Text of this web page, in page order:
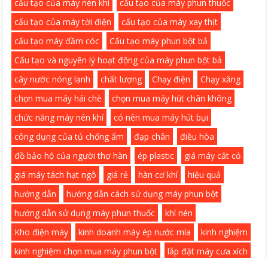
cấu tạo của máy nén khí
cấu tạo của máy phun thuốc
cấu tạo của máy tời điện
cấu tạo của máy xay thịt
cấu tạo máy đầm cóc
Cấu tạo máy phun bột bả
Cấu tạo và nguyên lý hoạt động của máy phun bột bả
cây nước nóng lạnh
chất lượng Chạy điện
Chạy xăng
chọn mua máy hái chè
chọn mua máy hút chân không
chức năng máy nén khí
có nên mua máy hút bụi
công dụng của tủ chống ẩm
đạp chân
điều hòa
đồ bảo hộ của người thợ hàn
ép plastic
giá máy cắt cỏ
giá máy tách hạt ngô
giá rẻ hàn cơ khí
hiệu quả
hướng dẫn
hướng dẫn cách sử dụng máy phun bột
hướng dẫn sử dụng máy phun thuốc
khí nén
Kho điện máy
kinh doanh máy ép nước mía
kinh nghiệm
kinh nghiệm chọn mua máy phun bột
lắp đặt máy cưa xích